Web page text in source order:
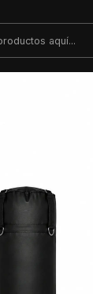
Bolsa Sanz 1.50